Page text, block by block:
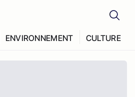
ENVIRONNEMENT CULTURE